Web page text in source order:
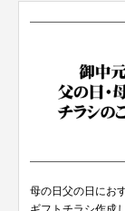
おすすめのお酒